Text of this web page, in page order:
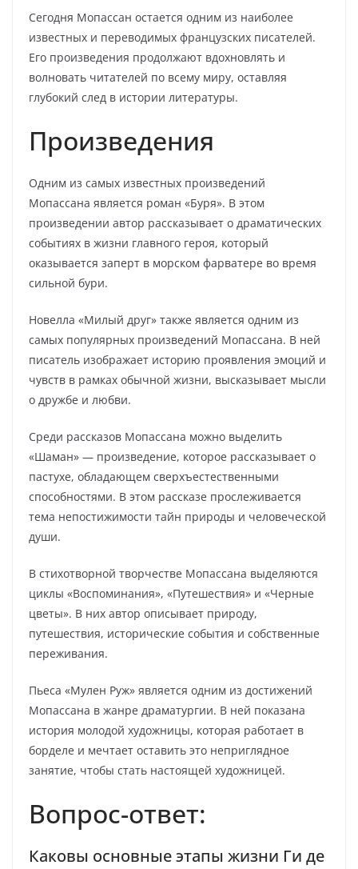
Сегодня Мопассан остается одним из наиболее
известных и переводимых французских писателей.
Его произведения продолжают вдохновлять и
волновать читателей по всему миру, оставляя
глубокий след в истории литературы.
Произведения
Одним из самых известных произведений
Мопассана является роман «Буря». В этом
произведении автор рассказывает о драматических
событиях в жизни главного героя, который
оказывается заперт в морском фарватере во время
сильной бури.
Новелла «Милый друг» также является одним из
самых популярных произведений Мопассана. В ней
писатель изображает историю проявления эмоций и
чувств в рамках обычной жизни, высказывает мысли
о дружбе и любви.
Среди рассказов Мопассана можно выделить
«Шаман» — произведение, которое рассказывает о
пастухе, обладающем сверхъестественными
способностями. В этом рассказе прослеживается
тема непостижимости тайн природы и человеческой
души.
В стихотворной творчестве Мопассана выделяются
циклы «Воспоминания», «Путешествия» и «Черные
цветы». В них автор описывает природу,
путешествия, исторические события и собственные
переживания.
Пьеса «Мулен Руж» является одним из достижений
Мопассана в жанре драматургии. В ней показана
история молодой художницы, которая работает в
борделе и мечтает оставить это неприглядное
занятие, чтобы стать настоящей художницей.
Вопрос-ответ:
Каковы основные этапы жизни Ги де